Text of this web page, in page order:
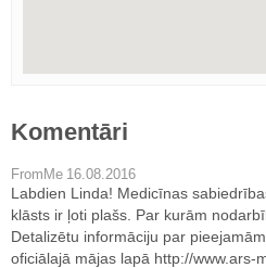
Komentāri
FromMe 16.08.2016
Labdien Linda! Medicīnas
klāsts ir ļoti plašs. Par kurām
Detalizētu informāciju par
oficiālajā mājas lapā http://www.ars-